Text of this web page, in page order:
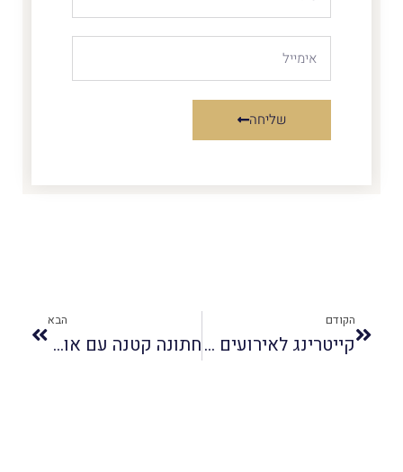
שליחה
הקודם
קייטרינג לאירועים קטנים כולל חגים
הבא
חתונה קטנה עם אוכל איכותי